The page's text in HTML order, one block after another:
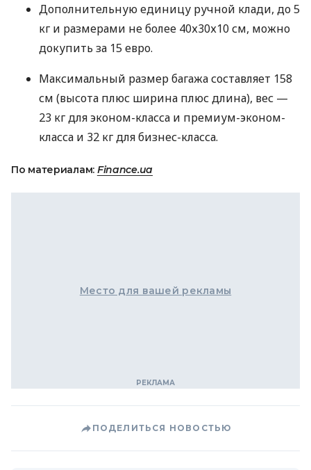
Дополнительную единицу ручной клади, до 5
кг и размерами не более 40х30х10 см, можно
докупить за 15 евро.
Максимальный размер багажа составляет 158
см (высота плюс ширина плюс длина), вес —
23 кг для эконом-класса и премиум-эконом-
класса и 32 кг для бизнес-класса.
По материалам: Finance.ua
Место для вашей рекламы
ПОДЕЛИТЬСЯ НОВОСТЬЮ